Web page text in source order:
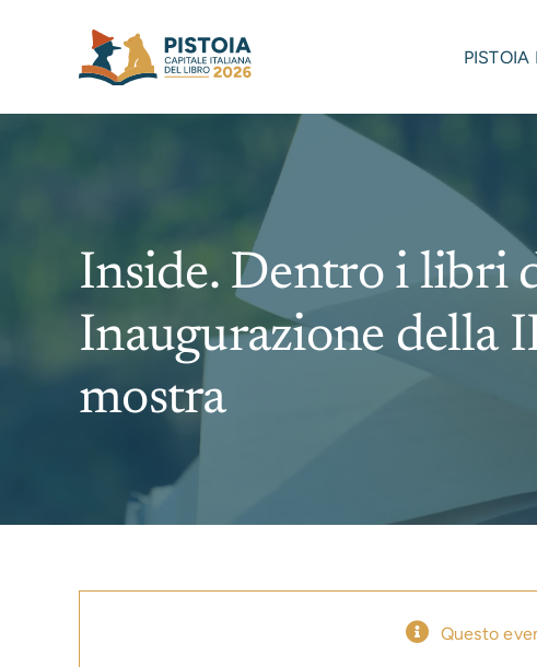
PISTOIA
Inside. Dentro i libri
Inaugurazione della
mostra
Questo